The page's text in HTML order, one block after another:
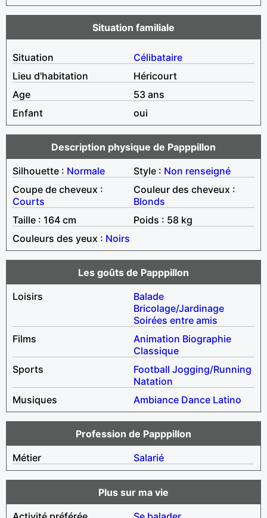
Situation familiale
Situation
Célibataire
Lieu d'habitation
Héricourt
Age
53 ans
Enfant
oui
Description physique de Papppillon
Silhouette : Normale Style : Non renseigné
Coupe de cheveux :
Courts
Couleur des cheveux :
Blonds
Taille : 164 cm
Poids : 58 kg
Couleurs des yeux : Noirs
Les goûts de Papppillon
Loisirs
Balade
Bricolage/Jardinage
Soirées entre amis
Films
Animation Biographie
Classique
Sports
Football Jogging/Running
Natation
Musiques
Ambiance Dance Latino
Profession de Papppillon
Métier
Salarié
Plus sur ma vie